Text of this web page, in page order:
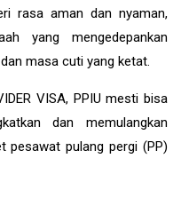
rasa aman dan nyaman,
yang mengedepankan
masa cuti yang ketat.
VISA, PPIU mesti bisa
dan memulangkan
pesawat pulang pergi (PP)